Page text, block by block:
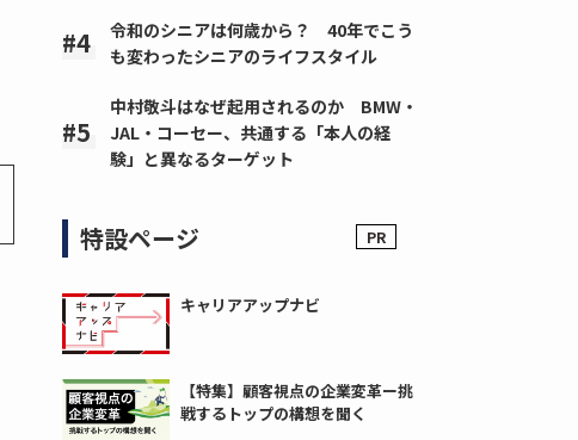
令和のシニアは何歳から？ 40年でこう
も変わったシニアのライフスタイル
中村敬斗はなぜ起用されるのか BMW・
JAL・コーセー、共通する「本人の経
験」と異なるターゲット
特設ページ
キャリアアップナビ
【特集】顧客視点の企業変革ー挑
戦するトップの構想を聞く